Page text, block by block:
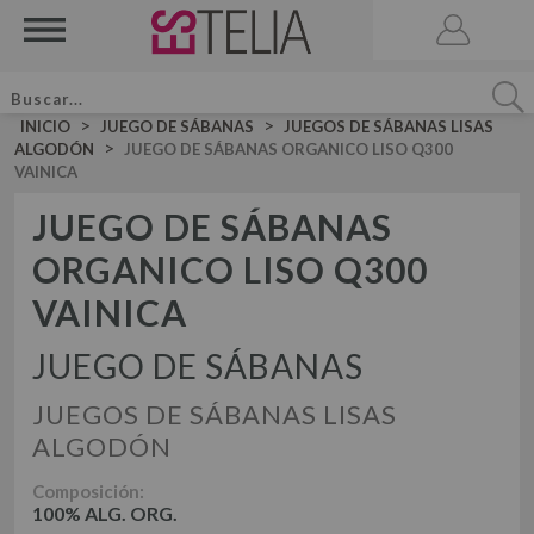
ACCESORIOS
BRUMA DE CAMA
JUEGO DE SÁBANAS
JUEGOS DE SÁBANAS LISAS ALGODÓN
JUEGOS DE SÁBANAS ESTAMPADAS
JUEGO DE FUNDA NÓRDICA
JUEGOS DE FUNDA NÓRDICA LISOS ALGODÓN
JUEGOS DE FUNDA NÓRDICA LISOS 50-50
JUEGOS DE FUNDA NÓRDICA ESTAMPADOS
INICIO > JUEGO DE SÁBANAS >
JUEGOS DE SÁBANAS LISAS
ALGODÓN
>
JUEGO DE SÁBANAS ORGANICO LISO Q300
VAINICA
JUEGO DE SÁBANAS
ORGANICO LISO Q300
VAINICA
JUEGO DE SÁBANAS
JUEGOS DE SÁBANAS LISAS
ALGODÓN
Composición:
100% ALG. ORG.